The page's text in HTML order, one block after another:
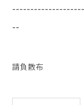
--
請負散布